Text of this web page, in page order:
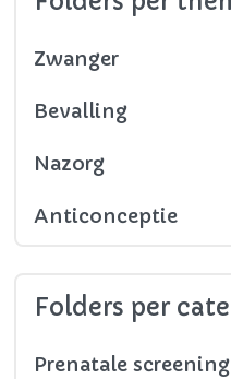
Zwanger
Bevalling
Nazorg
Anticonceptie
Folders per
Prenatale screening